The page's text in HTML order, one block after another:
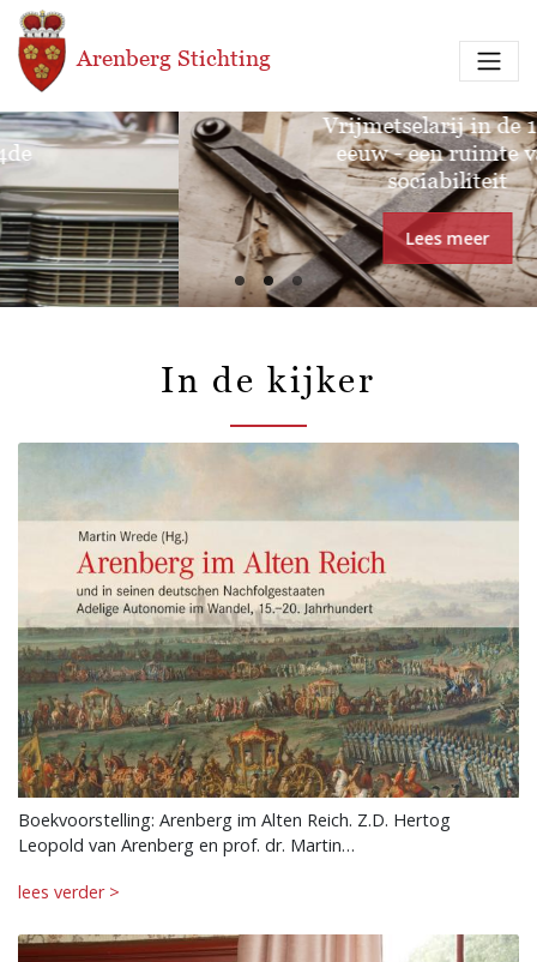
Overslaan en naar de inhoud gaan
Arenberg Stichting
Vrijmetselarij in de 18de
eeuw - een ruimte van
sociabiliteit
Lees meer
In de kijker
Boekvoorstelling: Arenberg im Alten Reich. Z.D. Hertog
Leopold van Arenberg en prof. dr. Martin…
lees verder >